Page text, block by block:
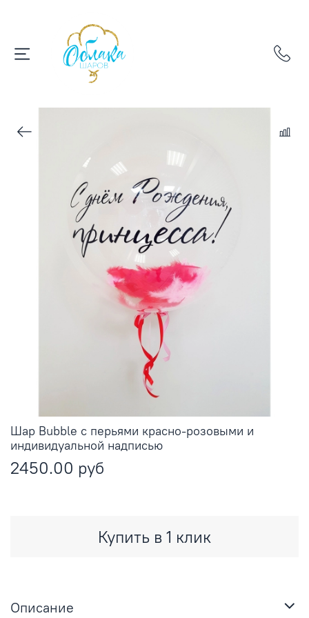
Шар Bubble с перьями красно-розовыми и
индивидуальной надписью
2450.00 руб
Купить в 1 клик
Описание